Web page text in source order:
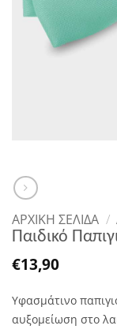
ΑΡΧΙΚΉ ΣΕΛΊΔΑ /
Παιδικό
€13,90
Υφασμάτινο
αυξομείωση στο